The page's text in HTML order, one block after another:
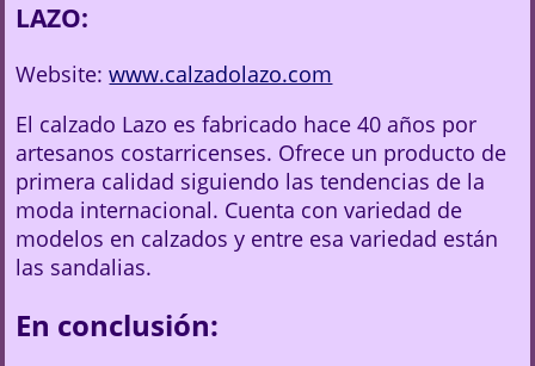
LAZO:
Website:www.calzadolazo.com
El calzado Lazo es fabricado hace 40 años por
artesanos costarricenses. Ofrece un producto de
primera calidad siguiendo las tendencias de la
moda internacional. Cuenta con variedad de
modelos en calzados y entre esa variedad están
las sandalias.
En conclusión: